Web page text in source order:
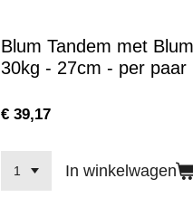
Blum Tandem met
30kg - 27cm - per paar
€ 39,17
In winkelwagen